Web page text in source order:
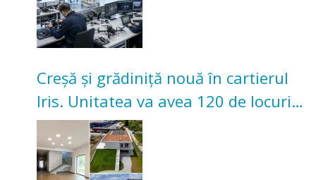
Creșă și grădiniță nouă în cartierul
Iris. Unitatea va avea 120 de locuri
pentru copii